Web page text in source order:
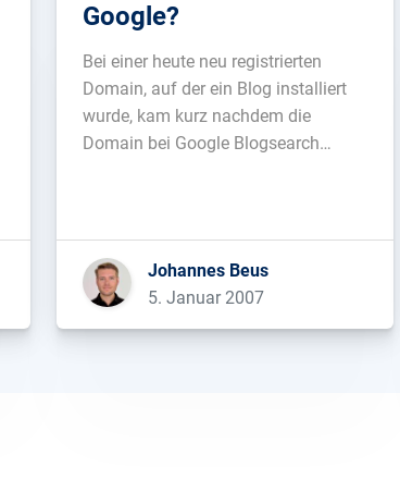
Google?
Bei einer heute neu registrierten
Domain, auf der ein Blog installiert
wurde, kam kurz nachdem die
Domain bei Google Blogsearch
/ HTTP/1.1" 200 3068 "-"
"Mozilla/5.0 (compatible;
Googlebot/2.1;
Johannes Beus
5. Januar 2007